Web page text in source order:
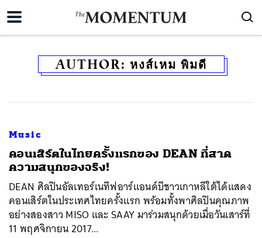
AUTHOR: หงส์เหม พิมดี
Music
​คอนเสิร์ตในไทยครั้งแรกของ DEAN ที่สาด
ความสนุกของจริง!
DEAN ศิลปินอัลเทอร์เนทีฟอาร์แอนด์บีชาวเกาหลีใต้ได้แสดง
คอนเสิร์ตในประเทศไทยครั้งแรก พร้อมทั้งพาศิลปินคุณภาพ
อย่างสองสาว MISO และ SAAY มาร่วมสนุกด้วยเมื่อวันเสาร์ที่
11 พฤศจิกายน 2017...